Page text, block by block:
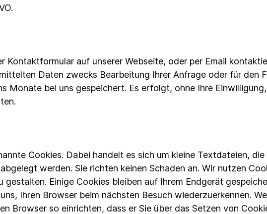
Kontaktformular auf unserer Webseite, oder per Email
Daten zwecks Bearbeitung Ihrer Anfrage oder für den
Monate bei uns gespeichert. Es erfolgt, ohne Ihre
Cookies. Dabei handelt es sich um kleine Textdateien,
werden. Sie richten keinen Schaden an. Wir nutzen
Einige Cookies bleiben auf Ihrem Endgerät
Ihren Browser beim nächsten Besuch wiederzuerkennen.
Browser so einrichten, dass er Sie über das Setzen von